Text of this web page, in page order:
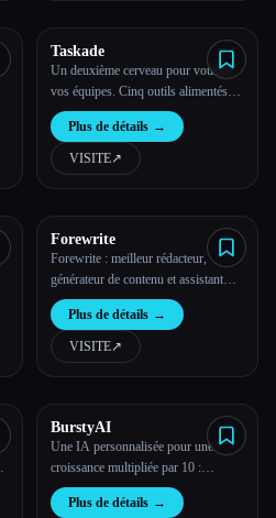
Taskade
Un deuxième cerveau pour vous et
vos équipes. Cinq outils alimentés
par l''IA en un pour booster la
productivité de votre équipe. Avec
Taskade, tout votre travail est
synchronisé dans un espace de
Plus de détails →
VISITE↗︎
Forewrite
Forewrite : meilleur rédacteur,
générateur de contenu et assistant
basé sur l'IA
Plus de détails →
VISITE↗︎
BurstyAI
Une IA personnalisée pour une
croissance multipliée par 10 :
automatise la rédaction, le
référencement et la sensibilisation
Plus de détails →